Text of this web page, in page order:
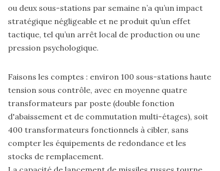
ou deux sous-stations par semaine n’a qu’un impact
stratégique négligeable et ne produit qu’un effet
tactique, tel qu’un arrêt local de production ou une
pression psychologique.
Faisons les comptes : environ 100 sous-stations haute
tension sous contrôle, avec en moyenne quatre
transformateurs par poste (double fonction
d'abaissement et de commutation multi-étages), soit
400 transformateurs fonctionnels à cibler, sans
compter les équipements de redondance et les
stocks de remplacement.